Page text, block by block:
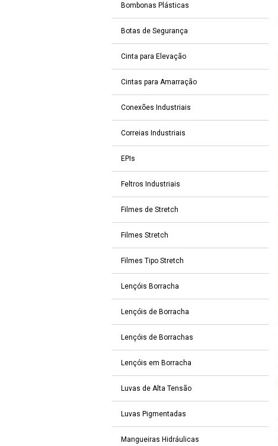
Bombonas Plásticas
Botas de Segurança
Cinta para Elevação
Cintas para Amarração
Conexões Industriais
Correias Industriais
EPIs
Feltros Industriais
Filmes de Stretch
Filmes Stretch
Filmes Tipo Stretch
Lençóis Borracha
Lençóis de Borracha
Lençóis de Borrachas
Lençóis em Borracha
Luvas de Alta Tensão
Luvas Pigmentadas
Mangueiras Hidráulicas